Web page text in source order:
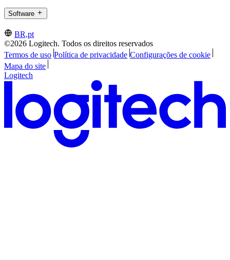
Software
BR,pt
©2026 Logitech. Todos os direitos reservados
Termos de uso Política de privacidade Configurações de cookie
Mapa do site
Logitech